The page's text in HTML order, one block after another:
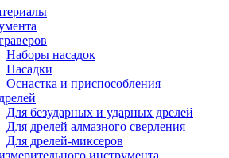
Наборы насадок
Насадки
Оснастка и приспособления
Для безударных и ударных дрелей
Для дрелей алмазного сверления
Для дрелей-миксеров
инструмента